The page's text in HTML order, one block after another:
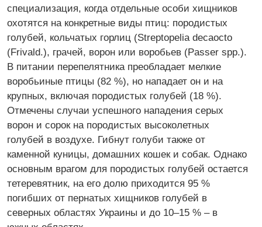
специализация, когда отдельные особи хищников
охотятся на конкретные виды птиц: породистых
голубей, кольчатых горлиц (Streptopelia decaocto
(Frivald.), грачей, ворон или воробьев (Passer spp.).
В питании перепелятника преобладает мелкие
воробьиные птицы (82 %), но нападает он и на
крупных, включая породистых голубей (18 %).
Отмечены случаи успешного нападения серых
ворон и сорок на породистых высоколетных
голубей в воздухе. Гибнут голуби также от
каменной куницы, домашних кошек и собак. Однако
основным врагом для породистых голубей остается
тетеревятник, на его долю приходится 95 %
погибших от пернатых хищников голубей в
северных областях Украины и до 10–15 % – в